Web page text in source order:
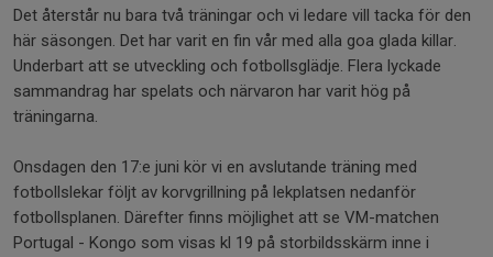
Det återstår nu bara två träningar och vi ledare vill tacka för den
här säsongen. Det har varit en fin vår med alla goa glada killar.
Underbart att se utveckling och fotbollsglädje. Flera lyckade
sammandrag har spelats och närvaron har varit hög på
träningarna.
Onsdagen den 17:e juni kör vi en avslutande träning med
fotbollslekar följt av korvgrillning på lekplatsen nedanför
fotbollsplanen. Därefter finns möjlighet att se VM-matchen
Portugal - Kongo som visas kl 19 på storbildsskärm inne i